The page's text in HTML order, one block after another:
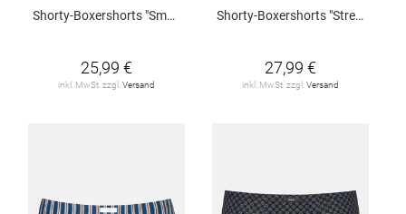
Shorty-Boxershorts "Smart Chains"
25,99 €
inkl. MwSt. zzgl.Versand
Shorty-Boxershorts "Stream Stripes"
27,99 €
inkl. MwSt. zzgl.Versand